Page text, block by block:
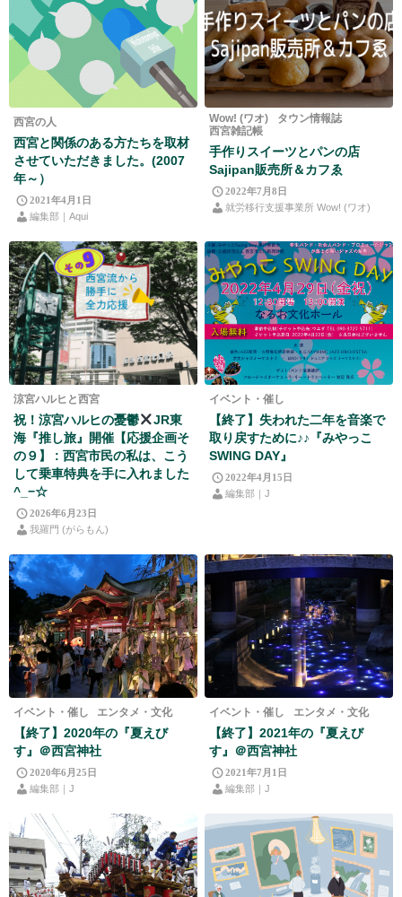
西宮の人
西宮と関係のある方たちを取材
させていただきました。(2007
年～）
2021年4月1日
編集部｜Aqui
Wow! (ワオ)
タウン情報誌
西宮雑記帳
手作りスイーツとパンの店
Sajipan販売所＆カフゑ
2022年7月8日
就労移行支援事業所 Wow! (ワオ)
涼宮ハルヒと西宮
祝！涼宮ハルヒの憂鬱
JR東
海『推し旅』開催【応援企画そ
の９】 : 西宮市民の私は、こう
して乗車特典を手に入れました
^_−☆
2026年6月23日
我羅門 (がらもん)
イベント・催し
【終了】失われた二年を音楽で
取り戻すために♪♪『みやっこ
SWING DAY』
2022年4月15日
編集部｜J
イベント・催し エンタメ・文化
【終了】2020年の『夏えび
す』＠西宮神社
2020年6月25日
編集部｜J
イベント・催し エンタメ・文化
【終了】2021年の『夏えび
す』＠西宮神社
2021年7月1日
編集部｜J